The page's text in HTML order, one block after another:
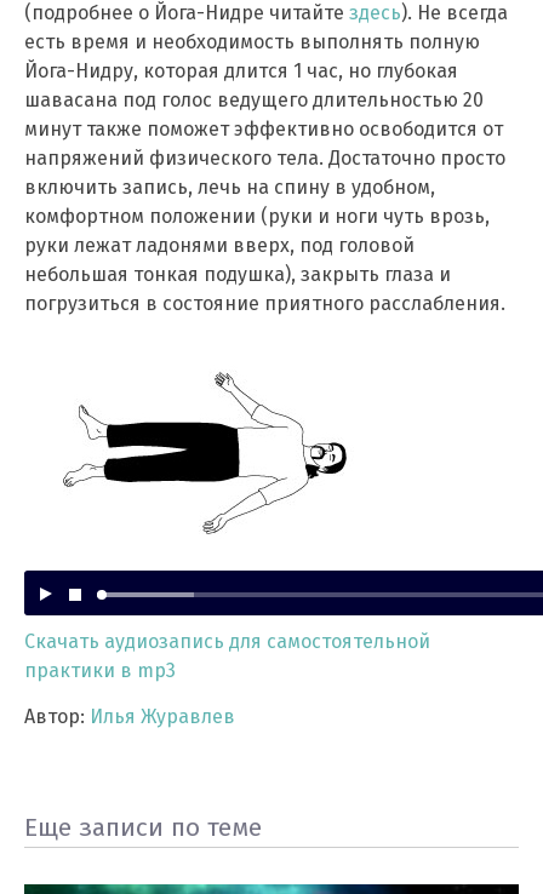
(подробнее о Йога-Нидре читайте здесь). Не всегда
есть время и необходимость выполнять полную
Йога-Нидру, которая длится 1 час, но глубокая
шавасана под голос ведущего длительностью 20
минут также поможет эффективно освободится от
напряжений физического тела. Достаточно просто
включить запись, лечь на спину в удобном,
комфортном положении (руки и ноги чуть врозь,
руки лежат ладонями вверх, под головой
небольшая тонкая подушка), закрыть глаза и
погрузиться в состояние приятного расслабления.
Скачать аудиозапись для самостоятельной
практики в mp3
Автор: Илья Журавлев
Еще записи по теме